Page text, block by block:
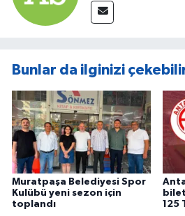
Bunlar da ilginizi
Muratpaşa Belediyesi Spor
Kulübü yeni sezon için
toplandı
125